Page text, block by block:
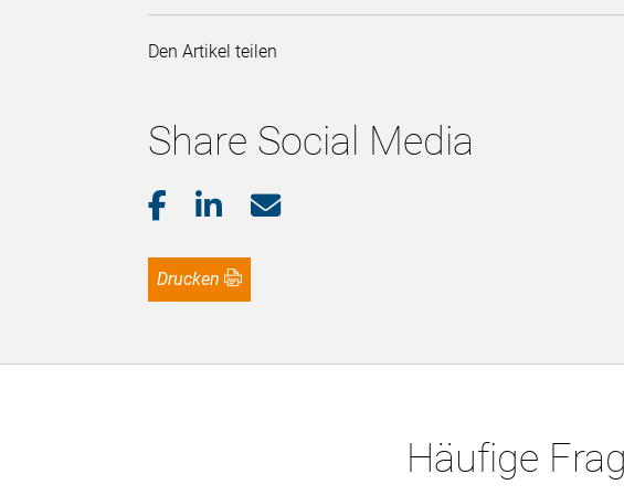
Den Artikel teilen
Share Social Media
Drucken
Häufige